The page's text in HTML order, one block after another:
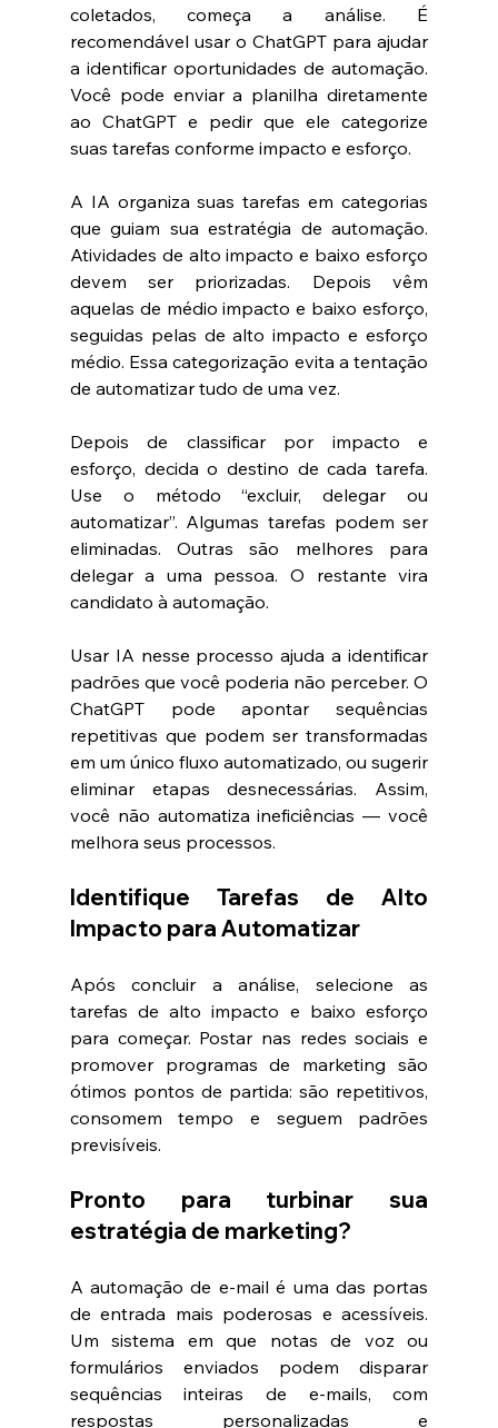
coletados, começa a análise. É
recomendável usar o ChatGPT para ajudar
a identificar oportunidades de automação.
Você pode enviar a planilha diretamente
ao ChatGPT e pedir que ele categorize
suas tarefas conforme impacto e esforço.
A IA organiza suas tarefas em categorias
que guiam sua estratégia de automação.
Atividades de alto impacto e baixo esforço
devem ser priorizadas. Depois vêm
aquelas de médio impacto e baixo esforço,
seguidas pelas de alto impacto e esforço
médio. Essa categorização evita a tentação
de automatizar tudo de uma vez.
Depois de classificar por impacto e
esforço, decida o destino de cada tarefa.
Use o método “excluir, delegar ou
automatizar”. Algumas tarefas podem ser
eliminadas. Outras são melhores para
delegar a uma pessoa. O restante vira
candidato à automação.
Usar IA nesse processo ajuda a identificar
padrões que você poderia não perceber. O
ChatGPT pode apontar sequências
repetitivas que podem ser transformadas
em um único fluxo automatizado, ou sugerir
eliminar etapas desnecessárias. Assim,
você não automatiza ineficiências — você
melhora seus processos.
Identifique Tarefas de Alto
Impacto para Automatizar
Após concluir a análise, selecione as
tarefas de alto impacto e baixo esforço
para começar. Postar nas redes sociais e
promover programas de marketing são
ótimos pontos de partida: são repetitivos,
consomem tempo e seguem padrões
previsíveis.
Pronto para turbinar sua
estratégia de marketing?
A automação de e-mail é uma das portas
de entrada mais poderosas e acessíveis.
Um sistema em que notas de voz ou
formulários enviados podem disparar
sequências inteiras de e-mails, com
respostas personalizadas e